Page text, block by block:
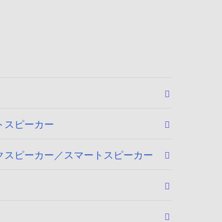
スピーカー
ピーカー／スマートスピーカー